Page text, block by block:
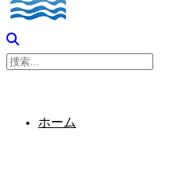
ホーム